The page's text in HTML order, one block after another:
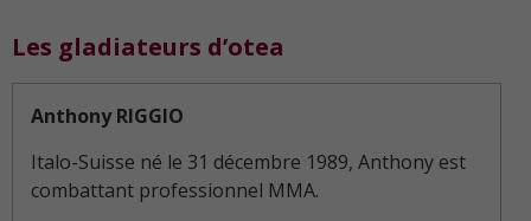
Les gladiateurs d’otea
Anthony RIGGIO
Italo-Suisse né le 31 décembre 1989, Anthony est
combattant professionnel MMA.